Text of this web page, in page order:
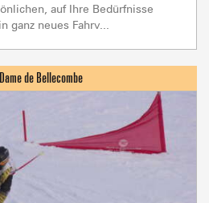
auf Ihre Bedürfnisse
ganz neues Fahrv...